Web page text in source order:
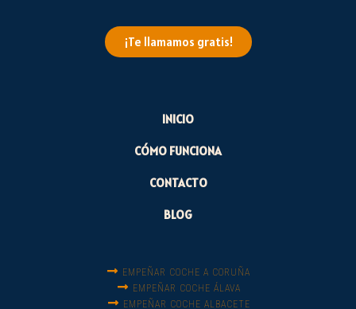
¡Te llamamos gratis!
INICIO
CÓMO FUNCIONA
CONTACTO
BLOG
EMPEÑAR COCHE A CORUÑA
EMPEÑAR COCHE ÁLAVA
EMPEÑAR COCHE ALBACETE